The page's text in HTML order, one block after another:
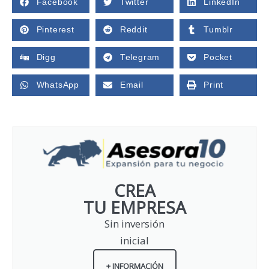
Facebook Twitter LinkedIn
Pinterest Reddit Tumblr
Digg Telegram Pocket
WhatsApp Email Print
CREA
TU EMPRESA
Sin inversión
inicial
+ INFORMACIÓN